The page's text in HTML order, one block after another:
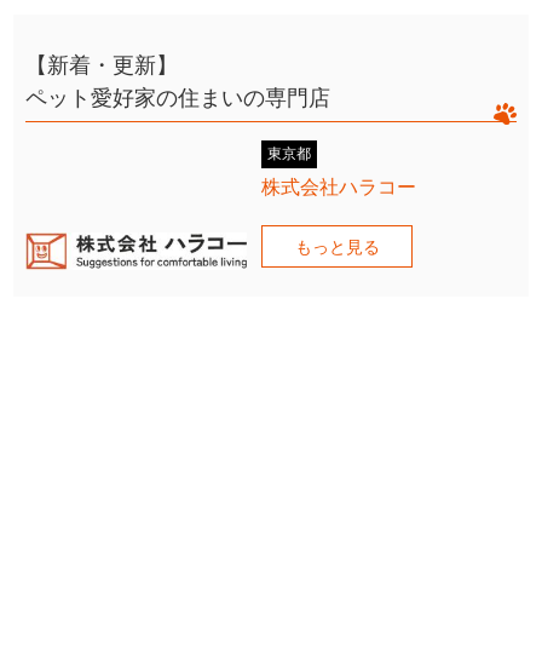
【新着・更新】
ペット愛好家の住まいの専門店
東京都
株式会社ハラコー
もっと見る